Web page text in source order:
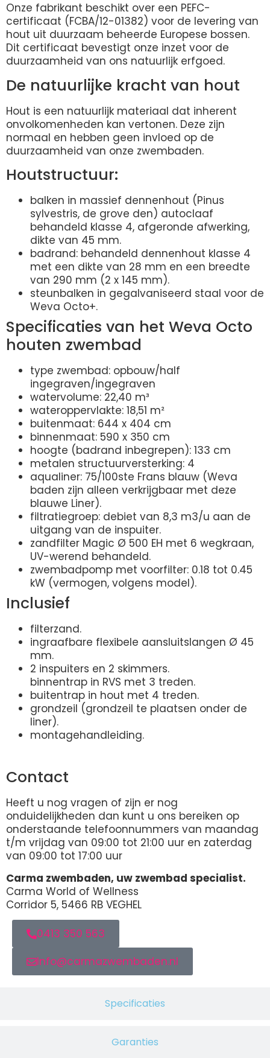
Specificaties
Garanties
Onze fabrikant beschikt over een PEFC-
certificaat (FCBA/12-01382) voor de levering van
hout uit duurzaam beheerde Europese bossen.
Dit certificaat bevestigt onze inzet voor de
duurzaamheid van ons natuurlijk erfgoed.
De natuurlijke kracht van hout
Hout is een natuurlijk materiaal dat inherent
onvolkomenheden kan vertonen. Deze zijn
normaal en hebben geen invloed op de
duurzaamheid van onze zwembaden.
Houtstructuur:
balken in massief dennenhout (Pinus
sylvestris, de grove den) autoclaaf
behandeld klasse 4, afgeronde afwerking,
dikte van 45 mm.
badrand: behandeld dennenhout klasse 4
met een dikte van 28 mm en een breedte
van 290 mm (2 x 145 mm).
steunbalken in gegalvaniseerd staal voor de
Weva Octo+.
Specificaties van het Weva Octo
houten zwembad
type zwembad: opbouw/half
ingegraven/ingegraven
watervolume: 22,40 m³
wateroppervlakte: 18,51 m²
buitenmaat: 644 x 404 cm
binnenmaat: 590 x 350 cm
hoogte (badrand inbegrepen): 133 cm
metalen structuurversterking: 4
aqualiner: 75/100ste Frans blauw (Weva
baden zijn alleen verkrijgbaar met deze
blauwe Liner).
filtratiegroep: debiet van 8,3 m3/u aan de
uitgang van de inspuiter.
zandfilter Magic Ø 500 EH met 6 wegkraan,
UV-werend behandeld.
zwembadpomp met voorfilter: 0.18 tot 0.45
kW (vermogen, volgens model).
Inclusief
filterzand.
ingraafbare flexibele aansluitslangen Ø 45
mm.
2 inspuiters en 2 skimmers.
binnentrap in RVS met 3 treden.
buitentrap in hout met 4 treden.
grondzeil (grondzeil te plaatsen onder de
liner).
montagehandleiding.
Contact
Heeft u nog vragen of zijn er nog
onduidelijkheden dan kunt u ons bereiken op
onderstaande telefoonnummers van maandag
t/m vrijdag van 09:00 tot 21:00 uur en zaterdag
van 09:00 tot 17:00 uur
Carma zwembaden, uw zwembad specialist.
Carma World of Wellness
Corridor 5, 5466 RB VEGHEL
0413 350 563
Info@carmazwembaden.nl